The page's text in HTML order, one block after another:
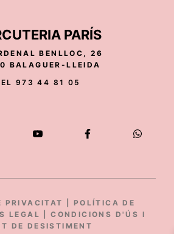
PARÍS
BENLLOC, 26
BALAGUER-LLEIDA
973 44 81 05
PRIVACITAT
POLÍTICA DE
LEGAL
CONDICIONS D'ÚS I
DE DESISTIMENT